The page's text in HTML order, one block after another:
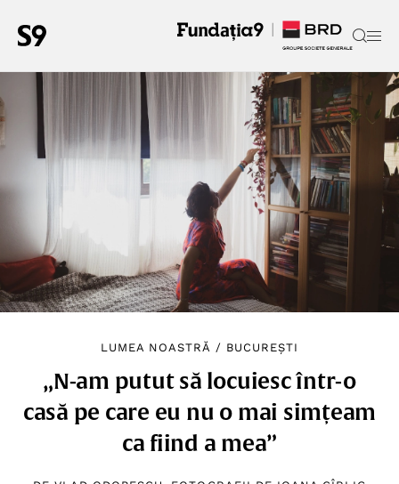
LUMEA NOASTRĂ / BUCUREȘTI
„N-am putut să locuiesc într-o
casă pe care eu nu o mai simțeam
ca fiind a mea”